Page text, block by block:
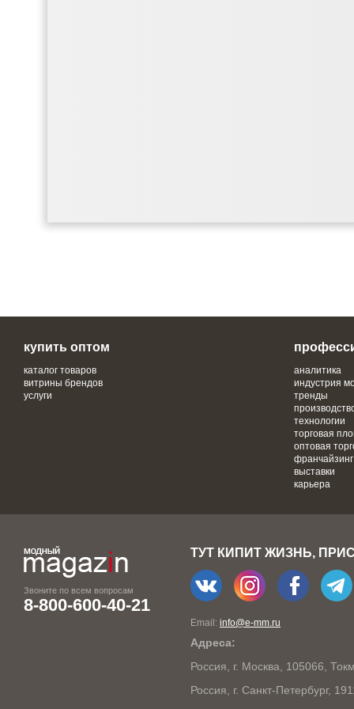
купить оптом
каталог товаров
витрины брендов
услуги
аналитика
индустрия
тренды
технологии
торговая
оптовая
франчайзинг
выставки
карьера
Звоните по всем вопросам
8-800-600-40-21
ТУТ КИПИТ ЖИЗНЬ,
Email: info@e-mm.ru
Адреса:
Россия, г. Москва, 105066,
Россия, г. Санкт-Петербург,